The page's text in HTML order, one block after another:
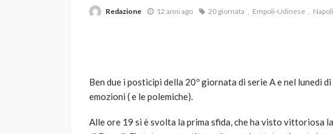
Redazione 12 anni ago 20 giornata Empoli-Udinese
Ben due i posticipi della 20º giornata di serie A e nel lunedì
emozioni ( e le polemiche).
Alle ore 19 si è svolta la prima sfida, che ha visto vittoriosa
VARIE
Robot tagliaerba: quale